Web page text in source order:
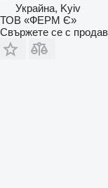
Украйна, Kyiv
ТОВ «ФЕРМ Є»
Свържете се с